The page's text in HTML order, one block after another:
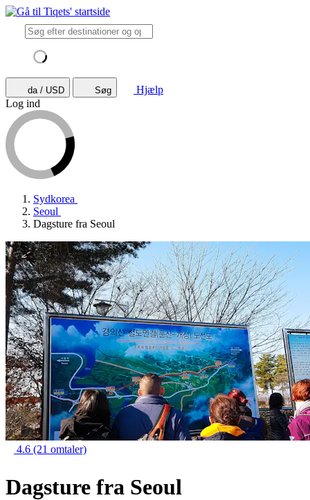
da / USD Søg
Hjælp
Log ind
Sydkorea
Seoul
Dagsture fra Seoul
4.6 (21 omtaler)
Dagsture fra Seoul